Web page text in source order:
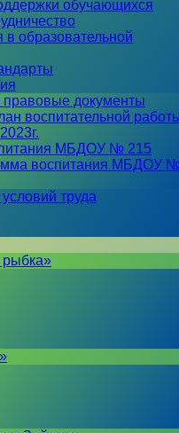
обучающихся
в образовательной
документы
воспитательной
МБДОУ № 215
воспитания МБДОУ
труда